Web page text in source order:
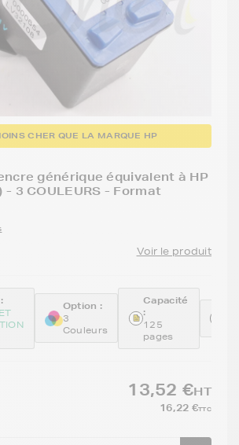
CHER QUE LA MARQUE HP
générique équivalent à HP
- 3 COULEURS - Format
Voir le produit
Option :
3
Couleurs
Capacité
:
125
pages
13,52 €HT
16,22 €TTC